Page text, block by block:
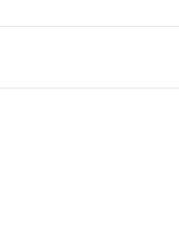
Senden